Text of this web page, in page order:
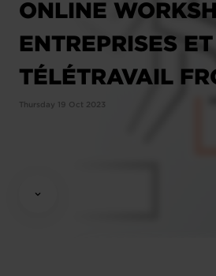
ONLINE
ENTREPRISES ET
TÉLÉTRAVAIL
Thursday 19 Oct 2023